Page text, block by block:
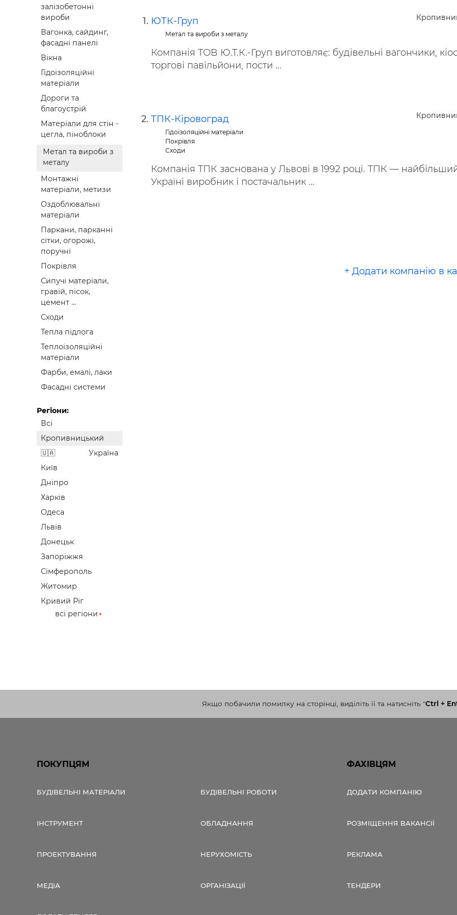
залізобетонні
вироби
Вагонка, сайдинг,
фасадні панелі
Вікна
Гідоізоляційні
матеріали
Дороги та
благоустрій
Матеріали для стін -
цегла, піноблоки
Метал та вироби з
металу
Монтажні
матеріали, метизи
Оздоблювальні
матеріали
Паркани, парканні
сітки, огорожі,
поручні
Покрівля
Сипучі матеріали,
гравій, пісок,
цемент ...
Сходи
Тепла підлога
Теплоізоляційні
матеріали
Фарби, емалі, лаки
Фасадні системи
Регіони:
Всі
Кропивницький
Україна
Київ
Дніпро
Харків
Одеса
Львів
Донецьк
Запоріжжя
Сімферополь
Житомир
Кривий Ріг
всі регіони
ЮТК-Груп
Метал та вироби з металу
Компанія ТОВ Ю.Т.К.-Груп виготовляє: будівельні вагончики,
торгові павільйони, пости ...
ТПК-Кіровоград
Гідоізоляційні матеріали
Покрівля
Сходи
Компанія ТПК заснована у Львові в 1992 році. ТПК —
Україні виробник і постачальник ...
+ Додати компанію в
Якщо побачили помилку на сторінці, виділіть її та натисніть "Ctrl +
ПОКУПЦЯМ
БУДІВЕЛЬНІ МАТЕРІАЛИ БУДІВЕЛЬНІ РОБОТИ
ІНСТРУМЕНТ ОБЛАДНАННЯ
ПРОЕКТУВАННЯ НЕРУХОМІСТЬ
МЕДІА ОРГАНІЗАЦІЇ
ФАХІВЦЯМ
ДОДАТИ КОМПАНІЮ
РОЗМІЩЕННЯ ВАКАНСІЇ
РЕКЛАМА
ТЕНДЕРИ